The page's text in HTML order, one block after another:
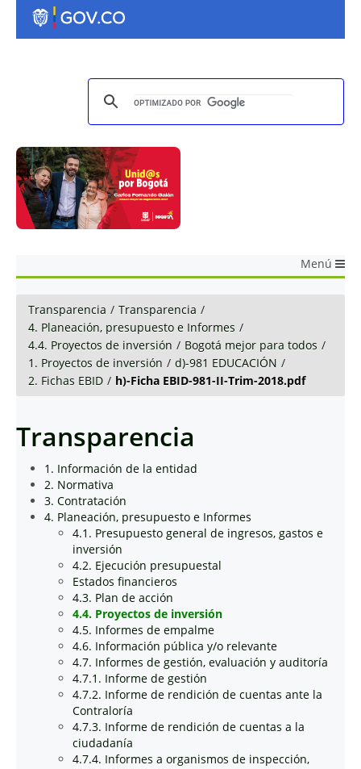
Menú
Transparencia / Transparencia /
4. Planeación, presupuesto e Informes /
4.4. Proyectos de inversión / Bogotá mejor para todos /
1. Proyectos de inversión / d)-981 EDUCACIÓN /
2. Fichas EBID / h)-Ficha EBID-981-II-Trim-2018.pdf
Transparencia
1. Información de la entidad
2. Normativa
3. Contratación
4. Planeación, presupuesto e Informes
4.1. Presupuesto general de ingresos, gastos e
inversión
4.2. Ejecución presupuestal
Estados financieros
4.3. Plan de acción
4.4. Proyectos de inversión
4.5. Informes de empalme
4.6. Información pública y/o relevante
4.7. Informes de gestión, evaluación y auditoría
4.7.1. Informe de gestión
4.7.2. Informe de rendición de cuentas ante la
Contraloría
4.7.3. Informe de rendición de cuentas a la
ciudadanía
4.7.4. Informes a organismos de inspección,